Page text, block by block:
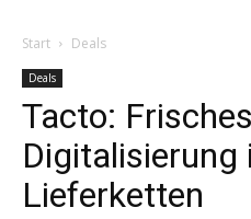
Start Deals
Deals
Tacto:
Digitalisierung
Lieferketten